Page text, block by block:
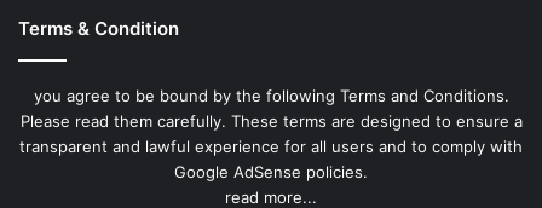
Terms & Condition
you agree to be bound by the following Terms and Conditions.
Please read them carefully. These terms are designed to ensure a
transparent and lawful experience for all users and to comply with
Google AdSense policies.
read more...